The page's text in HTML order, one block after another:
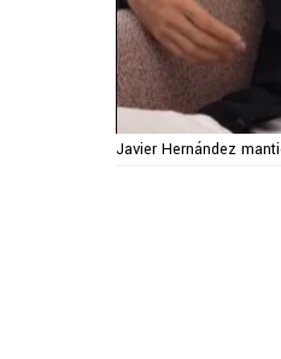
Javier Hernández